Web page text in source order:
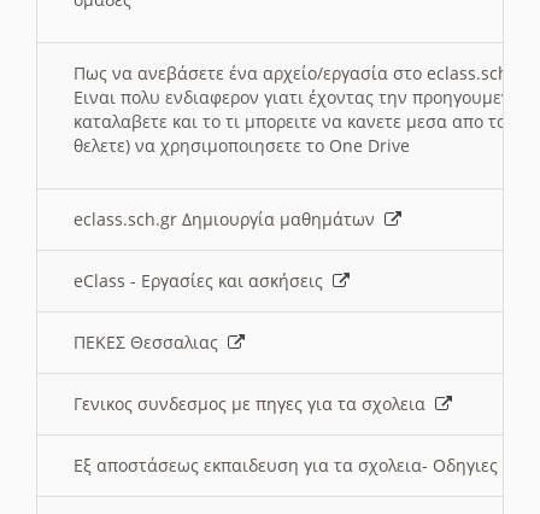
Πως να ανεβάσετε ένα αρχείο/εργασία στο eclass.sch.gr
Ειναι πολυ ενδιαφερον γιατι έχοντας την
καταλαβετε και το τι μπορειτε να κανετε μεσα απο το
θελετε) να χρησιμοποιησετε το One Drive
eclass.sch.gr Δημιουργία μαθημάτων
eClass - Εργασίες και ασκήσεις
ΠΕΚΕΣ Θεσσαλιας
Γενικος συνδεσμος με πηγες για τα σχολεια
Εξ αποστάσεως εκπαιδευση για τα σχολεια- Οδηγιες